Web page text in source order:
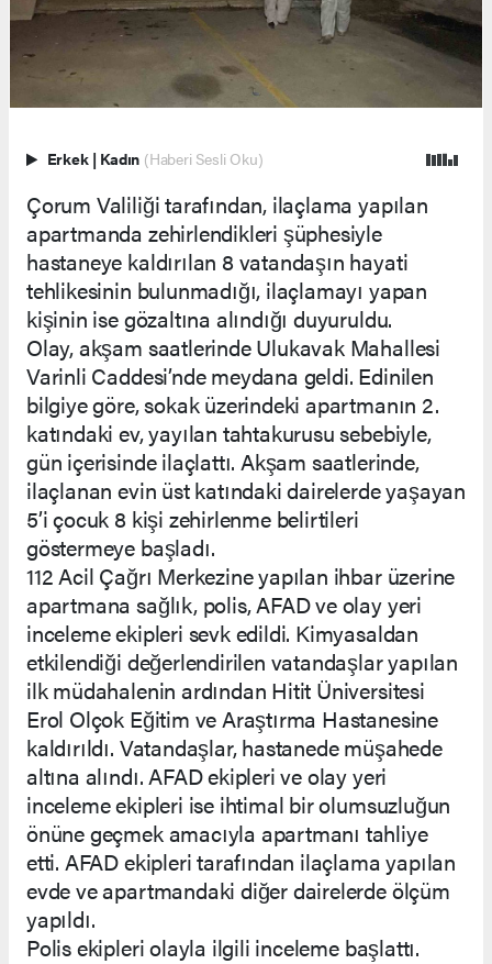
Erkek | Kadın (Haberi Sesli Oku)
Çorum Valiliği tarafından, ilaçlama yapılan
apartmanda zehirlendikleri şüphesiyle
hastaneye kaldırılan 8 vatandaşın hayati
tehlikesinin bulunmadığı, ilaçlamayı yapan
kişinin ise gözaltına alındığı duyuruldu.
Olay, akşam saatlerinde Ulukavak Mahallesi
Varinli Caddesi’nde meydana geldi. Edinilen
bilgiye göre, sokak üzerindeki apartmanın 2.
katındaki ev, yayılan tahtakurusu sebebiyle,
gün içerisinde ilaçlattı. Akşam saatlerinde,
ilaçlanan evin üst katındaki dairelerde yaşayan
5’i çocuk 8 kişi zehirlenme belirtileri
göstermeye başladı.
112 Acil Çağrı Merkezine yapılan ihbar üzerine
apartmana sağlık, polis, AFAD ve olay yeri
inceleme ekipleri sevk edildi. Kimyasaldan
etkilendiği değerlendirilen vatandaşlar yapılan
ilk müdahalenin ardından Hitit Üniversitesi
Erol Olçok Eğitim ve Araştırma Hastanesine
kaldırıldı. Vatandaşlar, hastanede müşahede
altına alındı. AFAD ekipleri ve olay yeri
inceleme ekipleri ise ihtimal bir olumsuzluğun
önüne geçmek amacıyla apartmanı tahliye
etti. AFAD ekipleri tarafından ilaçlama yapılan
evde ve apartmandaki diğer dairelerde ölçüm
yapıldı.
Polis ekipleri olayla ilgili inceleme başlattı.